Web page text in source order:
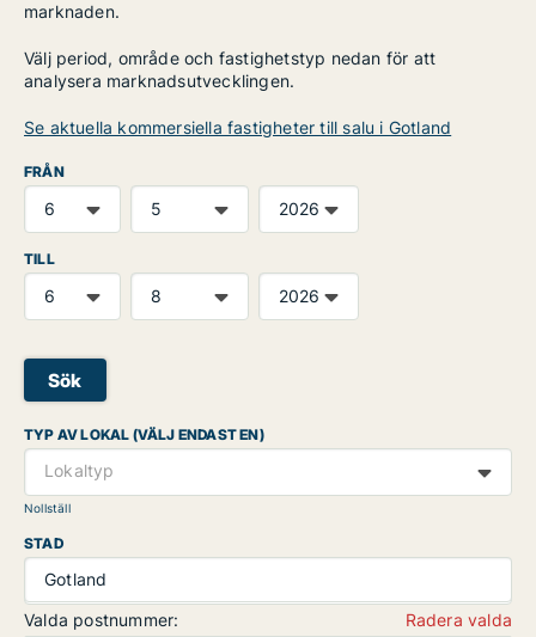
marknaden.
Välj period, område och fastighetstyp nedan för att
analysera marknadsutvecklingen.
Se aktuella kommersiella fastigheter till salu i Gotland
FRÅN
TILL
Sök
TYP AV LOKAL (VÄLJ ENDAST EN)
Lokaltyp
Nollställ
STAD
Gotland
Valda postnummer:
Radera valda